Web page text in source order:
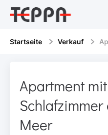
Startseite Verkauf
Apartment
Meer